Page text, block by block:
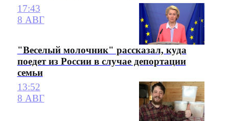
17:43
8 АВГ
"Веселый молочник" рассказал, куда
поедет из России в случае депортации
семьи
13:52
8 АВГ